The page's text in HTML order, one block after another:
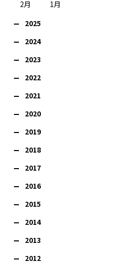
2月
1月
2025
2024
2023
2022
2021
2020
2019
2018
2017
2016
2015
2014
2013
2012